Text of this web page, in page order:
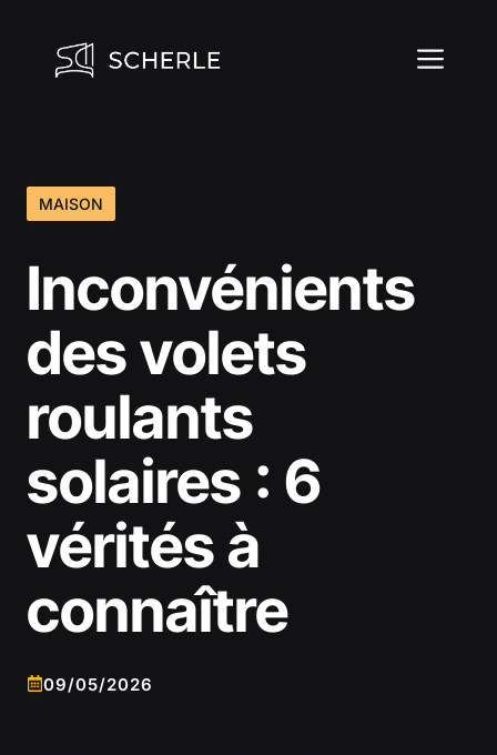
contenu
MAISON
Inconvénients
des volets
roulants
solaires : 6
vérités à
connaître
09/05/2026